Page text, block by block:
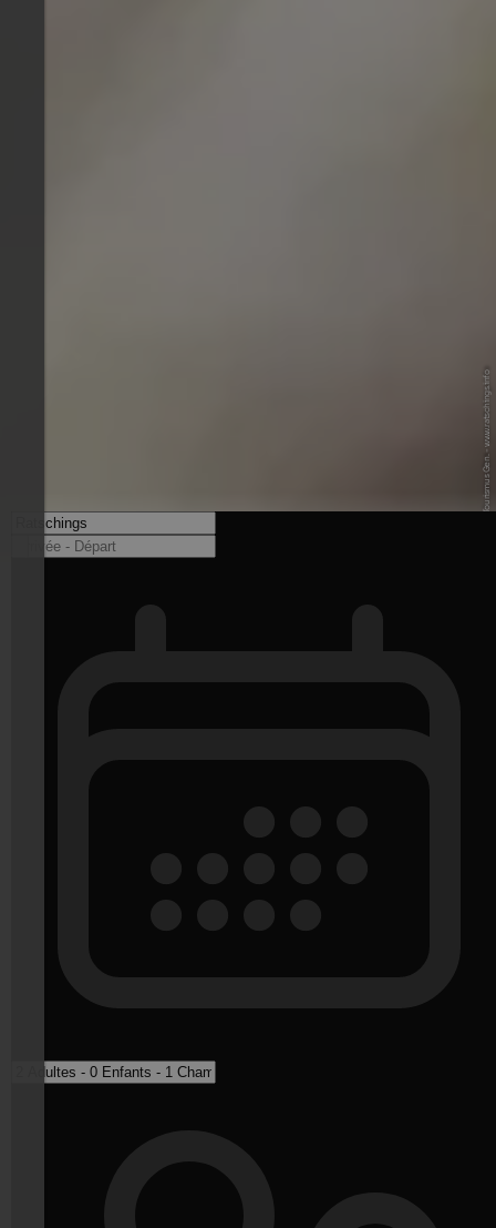
© Ratschings Tourismus Gen. - www.ratschings.info